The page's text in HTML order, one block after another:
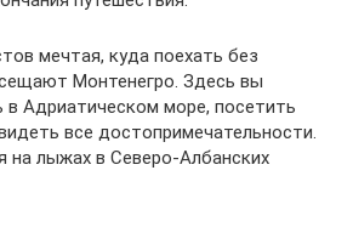
мечтая, куда поехать без
Монтенегро. Здесь вы
в Адриатическом море, посетить
все достопримечательности.
на лыжах в Северо-Албанских